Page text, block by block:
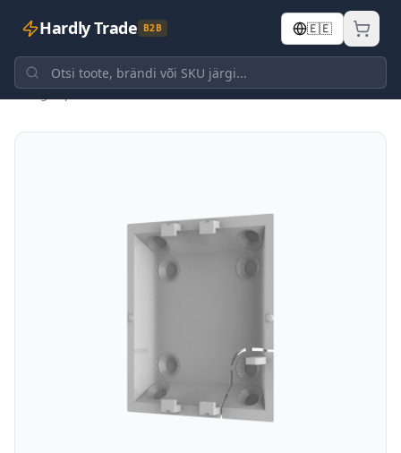
Hardly Trade B2B 🇪🇪
Tagasi poodi